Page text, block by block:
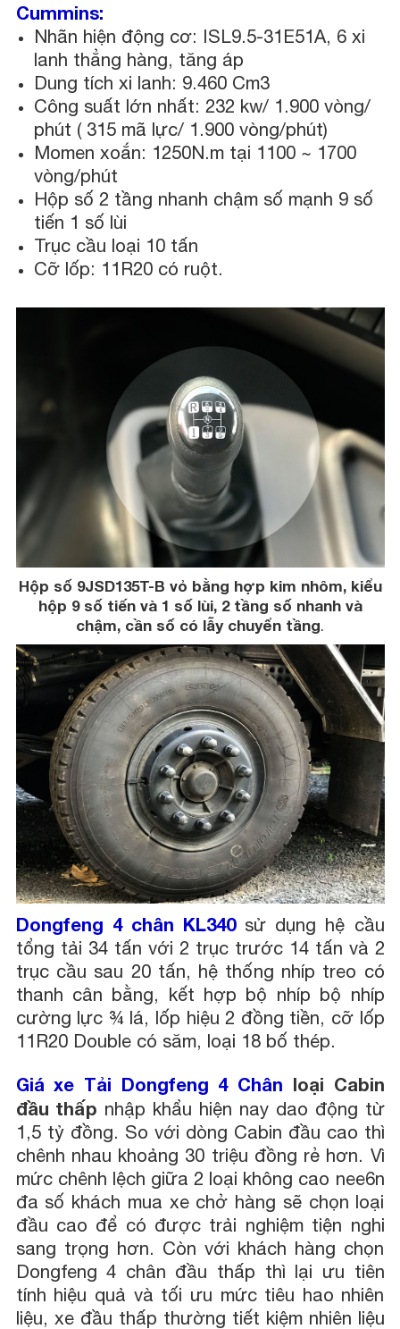
Cummins:
Nhãn hiện động cơ: ISL9.5-31E51A, 6 xi
lanh thẳng hàng, tăng áp
Dung tích xi lanh: 9.460 Cm3
Công suất lớn nhất: 232 kw/ 1.900 vòng/
phút ( 315 mã lực/ 1.900 vòng/phút)
Momen xoắn: 1250N.m tại 1100 ~ 1700
vòng/phút
Hộp số 2 tầng nhanh chậm số mạnh 9 số
tiến 1 số lùi
Trục cầu loại 10 tấn
Cỡ lốp: 11R20 có ruột.
Hộp số 9JSD135T-B vỏ bằng hợp kim nhôm, kiểu
hộp 9 số tiến và 1 số lùi, 2 tầng số nhanh và
chậm, cần số có lẫy chuyển tầng.
Dongfeng 4 chân KL340sử dụng hệ cầu
tổng tải 34 tấn với 2 trục trước 14 tấn và 2
trục cầu sau 20 tấn, hệ thống nhíp treo có
thanh cân bằng, kết hợp bộ nhíp bộ nhíp
cường lực ¾ lá, lốp hiệu 2 đồng tiền, cỡ lốp
11R20 Double có săm, loại 18 bố thép.
Giá xe Tải Dongfeng 4 Chân loại Cabin
đầu thấp nhập khẩu hiện nay dao động từ
1,5 tỷ đồng. So với dòng Cabin đầu cao thì
chênh nhau khoảng 30 triệu đồng rẻ hơn. Vì
mức chênh lệch giữa 2 loại không cao nee6n
đa số khách mua xe chở hàng sẽ chọn loại
đầu cao để có được trải nghiệm tiện nghi
sang trọng hơn. Còn với khách hàng chọn
Dongfeng 4 chân đầu thấp thì lại ưu tiên
tính hiệu quả và tối ưu mức tiêu hao nhiên
liệu, xe đầu thấp thường tiết kiệm nhiên liệu